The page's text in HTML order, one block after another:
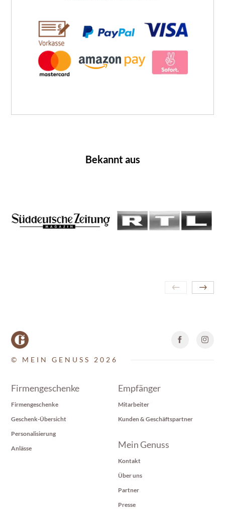
Bekannt aus
© MEIN GENUSS 2026
Firmengeschenke
Firmengeschenke
Geschenk-Übersicht
Personalisierung
Anlässe
Empfänger
Mitarbeiter
Kunden & Geschäftspartner
Mein Genuss
Kontakt
Über uns
Partner
Presse